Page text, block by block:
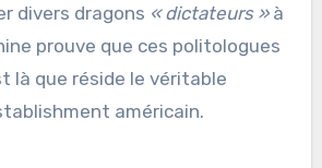
divers dragons « dictateurs »à
prouve que ces politologues
là que réside le véritable
américain.